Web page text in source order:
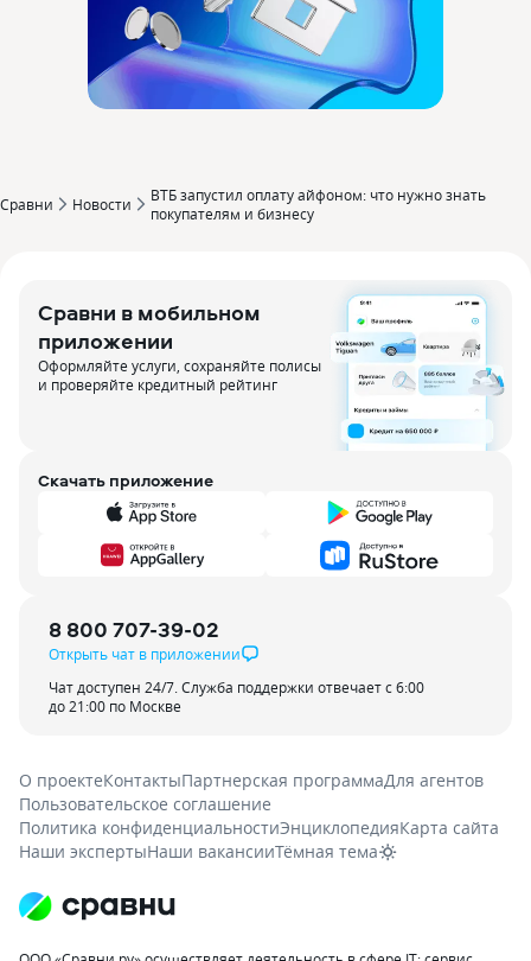
Сравни Новости
ВТБ запустил оплату айфоном: что нужно знать
покупателям и бизнесу
Сравни в мобильном
приложении
Оформляйте услуги, сохраняйте полисы
и проверяйте кредитный рейтинг
Скачать приложение
8 800 707-39-02
Открыть чат в приложении
Чат доступен 24/7. Служба поддержки отвечает с 6:00
до 21:00 по Москве
О проектеКонтактыПартнерская программаДля агентов
Пользовательское соглашение
Политика конфиденциальностиЭнциклопедияКарта сайта
Наши экспертыНаши вакансииТёмная тема